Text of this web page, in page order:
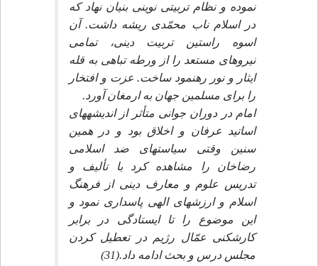
نموده و نظام تربيتى نوينى بنيان نهاد كه
در اسلام ناب محمّدى ريشه داشت. آن
اسوه راستين تربيت دينى، تمامى
نيروهاى مستعد را از ورطه تباهى به قله
ايثار و نور رهنمود ساخت. عزت و افتخار
را براى مسلمين جهان به ارمغان آورد.
امام در دوران جوانى متأثر از انديشه‏هاى
اساتيد عرفان و اخلاق بود و در همين
سنين وقتى سياست‏هاى ضد اسلامى
رضاخان را مشاهده كرد با تأليف و
تدريس علوم و معارف دينى از فرهنگ
اسلام و ارزش‏هاى الهى پاسدارى نمود و
اين موضوع را تا ايستادگى در برابر
كارشكنى عمّال رژيم در تعطيل كردن
مجلس درس و بحث ادامه داد.(31)